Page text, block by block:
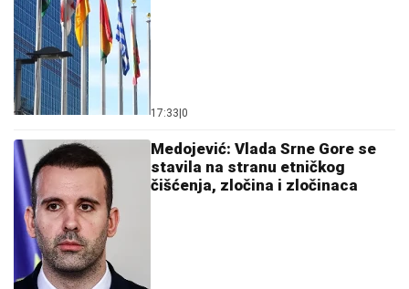
iznenada potapaju četiri objekta na
Dunavu?
OLUJNI FRONT IDE KA SRBIJI:
kiša, na udaru će biti prvo ovi delovi naše zemlje